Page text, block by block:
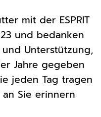
mit der ESPRIT
und bedanken
Unterstützung,
Jahre gegeben
jeden Tag tragen
Sie erinnern